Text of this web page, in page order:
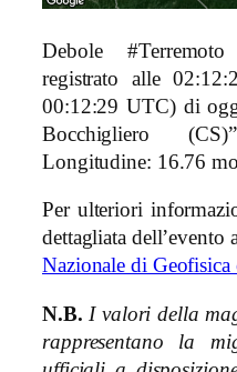
Debole
registrato alle
00:12:29 UTC) di
Bocchigliero (CS)
Longitudine: 16.76
Per ulteriori
dettagliata dell’evento
Nazionale di
N.B. I valori della
rappresentano la